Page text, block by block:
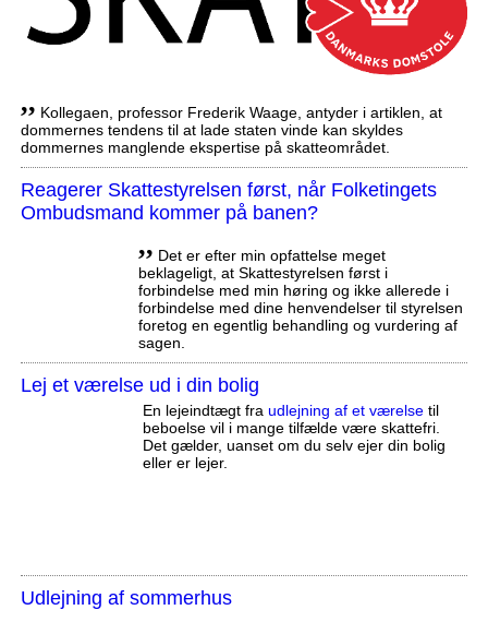
,, Kollegaen, professor Frederik Waage, antyder i artiklen, at
dommernes tendens til at lade staten vinde kan skyldes
dommernes manglende ekspertise på skatteområdet.
Reagerer Skattestyrelsen først, når Folketingets
Ombudsmand kommer på banen?
,, Det er efter min opfattelse meget
beklageligt, at Skattestyrelsen først i
forbindelse med min høring og ikke allerede i
forbindelse med dine henvendelser til styrelsen
foretog en egentlig behandling og vurdering af
sagen.
Lej et værelse ud i din bolig
En lejeindtægt fra udlejning af et værelsetil
beboelse vil i mange tilfælde være skattefri.
Det gælder, uanset om du selv ejer din bolig
eller er lejer.
Udlejning af sommerhus